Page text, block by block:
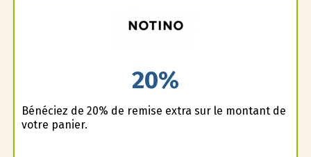
20%
Bénéficiez de 20% de remise extra sur le montant de
votre panier.